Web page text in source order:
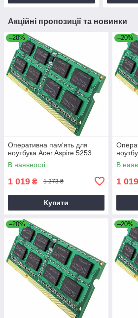
Акційні пропозиції та новинки
–20%
Оперативна пам'ять для
ноутбука Acer Aspire 5253
В наявності
1 019 ₴ 1 273 ₴
Купити
–20%
В
1 019
–20% –20%